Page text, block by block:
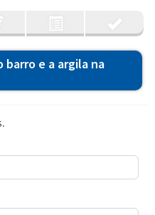
barro e a argila na